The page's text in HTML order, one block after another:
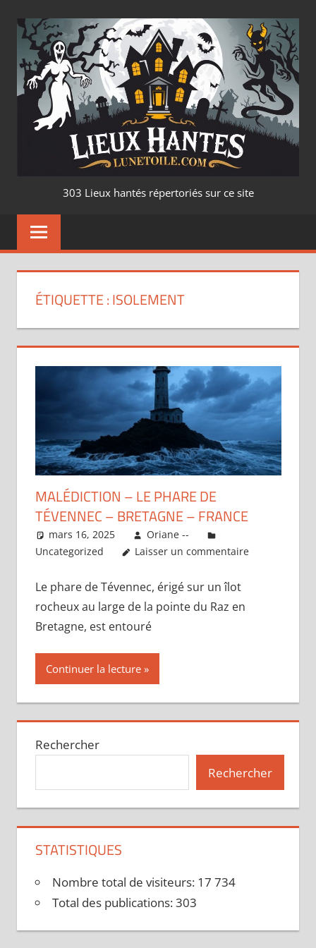
contenu
LIEUX
–
303 Lieux hantés répertoriés sur ce site
ÉTIQUETTE :ISOLEMENT
MALÉDICTION – LE PHARE DE
TÉVENNEC – BRETAGNE – FRANCE
mars 16, 2025
Oriane --
Uncategorized
Laisser un commentaire
Le phare de Tévennec, érigé sur un îlot
rocheux au large de la pointe du Raz en
Bretagne, est entouré
Continuer la lecture
Rechercher
Rechercher
STATISTIQUES
Nombre total de visiteurs: 17 734
Total des publications:303